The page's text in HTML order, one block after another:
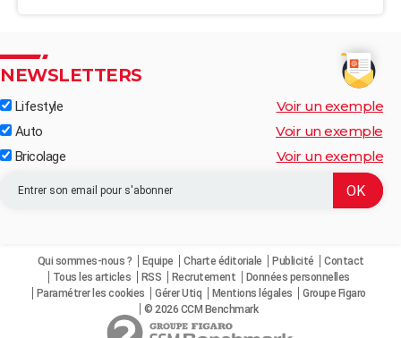
NEWSLETTERS
Lifestyle Voir un exemple
Auto Voir un exemple
Bricolage Voir un exemple
Qui sommes-nous ? Equipe Charte éditoriale Publicité
Contact
Tous les articles
RSS Recrutement
Données personnelles
Paramétrer les cookies
Gérer Utiq Mentions légales
Groupe Figaro
© 2026 CCM Benchmark